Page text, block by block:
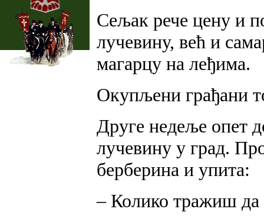
Сељак рече цену и
лучевину, већ и
магарцу на леђима.
Окупљени грађани
Друге недеље опет
лучевину у град.
берберина и упита:
– Колико тражиш да